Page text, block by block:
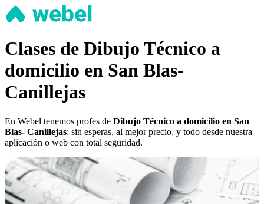
Clases de Dibujo Técnico a
domicilio en San Blas-
Canillejas
En Webel tenemos profes de Dibujo Técnico a domicilio en San
Blas- Canillejas: sin esperas, al mejor precio, y todo desde nuestra
aplicación o web con total seguridad.